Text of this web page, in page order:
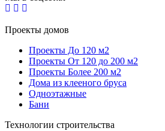
Проекты домов
Проекты До 120 м2
Проекты От 120 до 200 м2
Проекты Более 200 м2
Дома из клееного бруса
Одноэтажные
Бани
Технологии строительства